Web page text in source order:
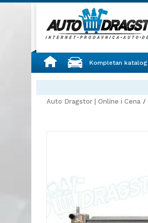
Kompletan katalog
Auto Dragstor | Online i Cena